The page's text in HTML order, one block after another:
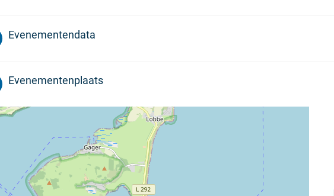
Evenementendata
Evenementenplaats